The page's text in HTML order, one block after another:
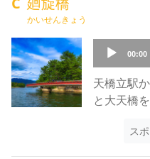
また上か
体を歩い
しみ方も
日本海の
で、夏の
や鰤など
中国の五
した。菩
れ国土の
きで土地
と伝えら
かいせんきょう
Audio
Player
00:00
天橋立駅
と大天橋
体が動く
ス